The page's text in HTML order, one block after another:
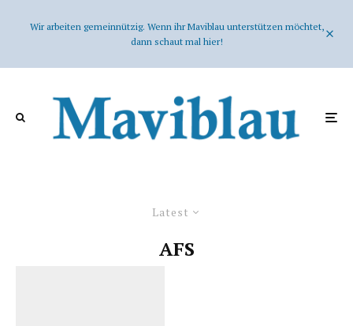
Wir arbeiten gemeinnützig. Wenn ihr Maviblau unterstützen möchtet,
dann schaut mal hier!
Latest
AFS